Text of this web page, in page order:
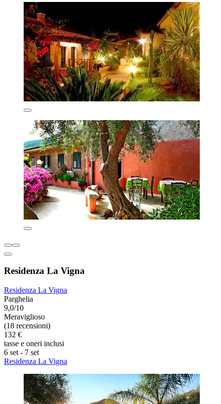
Residenza La Vigna
Residenza La Vigna
Parghelia
9,0/10
Meraviglioso
(18 recensioni)
132 €
tasse e oneri inclusi
6 set - 7 set
Residenza La Vigna